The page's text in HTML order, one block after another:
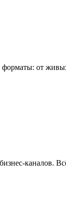
от
каналов.